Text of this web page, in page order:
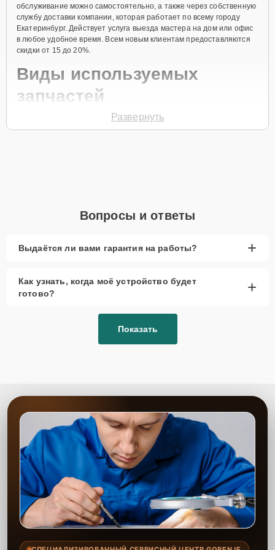
обслуживание можно самостоятельно, а также через собственную
службу доставки компании, которая работает по всему городу
Екатеринбург. Действует услуга выезда мастера на дом или офис
в любое удобное время. Всем новым клиентам предоставляются
скидки от 15 до 20%.
Виды используемых
запчастей
Для ремонта посудомоечной машины модели GV 55110
активное использование устройства дольше
запчастей.
рассмотреть вариант с использованием
качественного аналога брендовой детали.
высококачественные запчасти, будь это 100% оригинал, или
надежные аналоги проверенных и зарекомендовавших себя
Позвонить по телефону горячей линии или
запросить обратный звонок через Форму заявки
для быстрого уточнения деталей.
Привезти устройство в ближайший центр или
передать аппарат курьеру службы доставки,
дождаться результатов диагностики и принять
решение.
Дождаться оповещения о готовности и забрать
устройство самостоятельно или воспользоваться
курьерской доставкой.
Развернуть
Вопросы и ответы
Выдаётся ли вами гарантия на работы? +
Как узнать, когда моё устройство будет
готово?
+
Показать